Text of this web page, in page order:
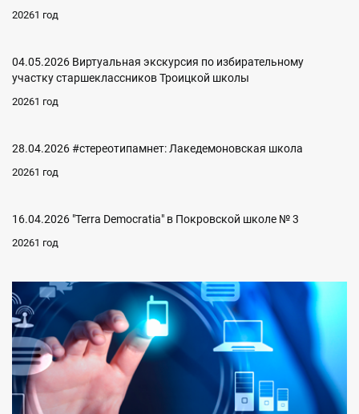
20261 год
04.05.2026 Виртуальная экскурсия по избирательному
участку старшеклассников Троицкой школы
20261 год
28.04.2026 #стереотипамнет: Лакедемоновская школа
20261 год
16.04.2026 "Terra Democratia" в Покровской школе № 3
20261 год